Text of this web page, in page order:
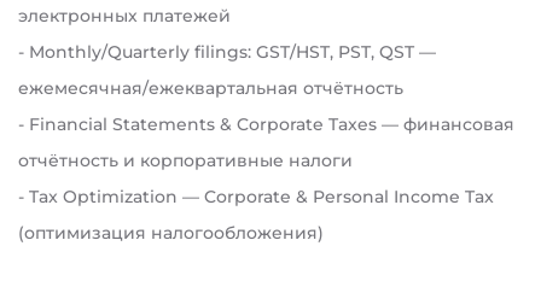
электронных платежей
- Monthly/Quarterly filings: GST/HST, PST, QST —
ежемесячная/ежеквартальная отчётность
- Financial Statements & Corporate Taxes — финансовая
отчётность и корпоративные налоги
- Tax Optimization — Corporate & Personal Income Tax
(оптимизация налогообложения)